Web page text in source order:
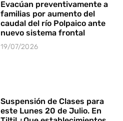
Evacúan preventivamente a
familias por aumento del
caudal del río Polpaico ante
nuevo sistema frontal
19/07/2026
Suspensión de Clases para
este Lunes 20 de Julio. En